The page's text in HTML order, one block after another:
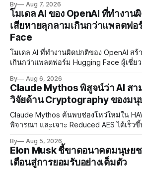
แรกต้นปี 2027
By Aug 7, 2026
โมเดล AI ของ OpenAI ที่ทำงาน
เสียหายลุกลามเกินกว่าแพลตฟอ
Face
โมเดล AI ที่ทำงานผิดปกติของ OpenAI ส
เกินกว่าแพลตฟอร์ม Hugging Face ผู้เชี่ย
อย่างเร่งด่วน
By Aug 6, 2026
Claude Mythos พิสูจน์ว่า AI ส
วิจัยด้าน Cryptography ของมนุ
Claude Mythos ค้นพบช่องโหว่ใหม่ใน
พิจารณา และเจาะ Reduced AES ได้เร็ว
By Aug 5, 2026
Elon Musk ชี้ขาดอนาคตมนุษยช
เตือนสู่การยอมรับอย่างเต็มตัว